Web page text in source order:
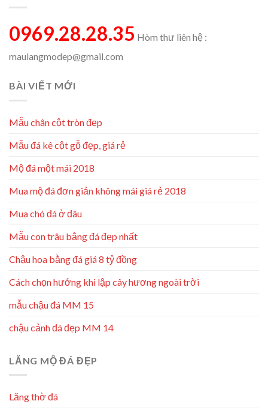
0969.28.28.35 Hòm thư liên hệ :
maulangmodep@gmail.com
BÀI VIẾT MỚI
Mẫu chân cột tròn đẹp
Mẫu đá kê cột gỗ đẹp, giá rẻ
Mộ đá một mái 2018
Mua mộ đá đơn giản không mái giá rẻ 2018
Mua chó đá ở đâu
Mẫu con trâu bằng đá đẹp nhất
Chậu hoa bằng đá giá 8 tỷ đồng
Cách chọn hướng khi lập cây hương ngoài trời
mẫu chậu đá MM 15
chậu cảnh đá đẹp MM 14
LĂNG MỘ ĐÁ ĐẸP
Lăng thờ đá